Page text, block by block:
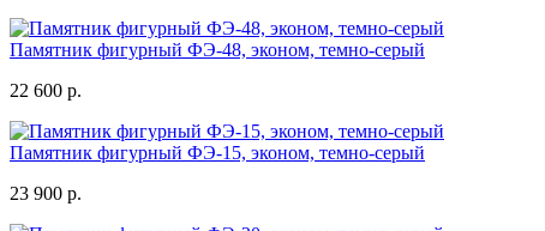
Памятник фигурный ФЭ-48, эконом, темно-серый
22 600 р.
Памятник фигурный ФЭ-15, эконом, темно-серый
23 900 р.